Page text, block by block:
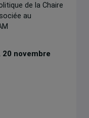
de la Chaire
au
20 novembre